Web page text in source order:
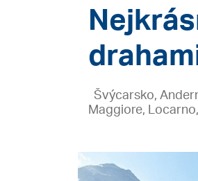
Švýcarsko,
Maggiore,